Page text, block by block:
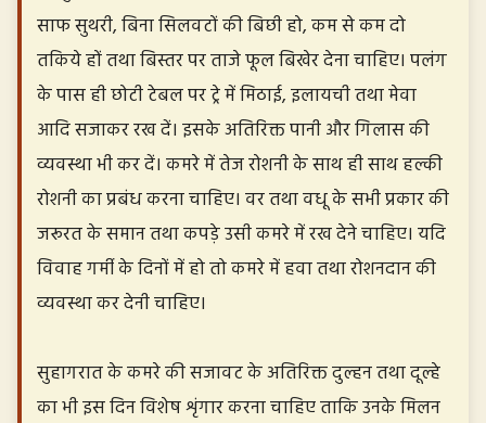
साफ सुथरी, बिना सिलवटों की बिछी हो, कम से कम दो
तकिये हों तथा बिस्तर पर ताजे फूल बिखेर देना चाहिए। पलंग
के पास ही छोटी टेबल पर ट्रे में मिठाई, इलायची तथा मेवा
आदि सजाकर रख दें। इसके अतिरिक्त पानी और गिलास की
व्यवस्था भी कर दें। कमरे में तेज रोशनी के साथ ही साथ हल्की
रोशनी का प्रबंध करना चाहिए। वर तथा वधू के सभी प्रकार की
जरूरत के समान तथा कपड़े उसी कमरे में रख देने चाहिए। यदि
विवाह गर्मी के दिनों में हो तो कमरे में हवा तथा रोशनदान की
व्यवस्था कर देनी चाहिए।
सुहागरात के कमरे की सजावट के अतिरिक्त दुल्हन तथा दूल्हे
का भी इस दिन विशेष शृंगार करना चाहिए ताकि उनके मिलन